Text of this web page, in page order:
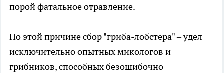
порой фатальное отравление.
По этой причине сбор "гриба-лобстера" – удел
исключительно опытных микологов и
грибников, способных безошибочно